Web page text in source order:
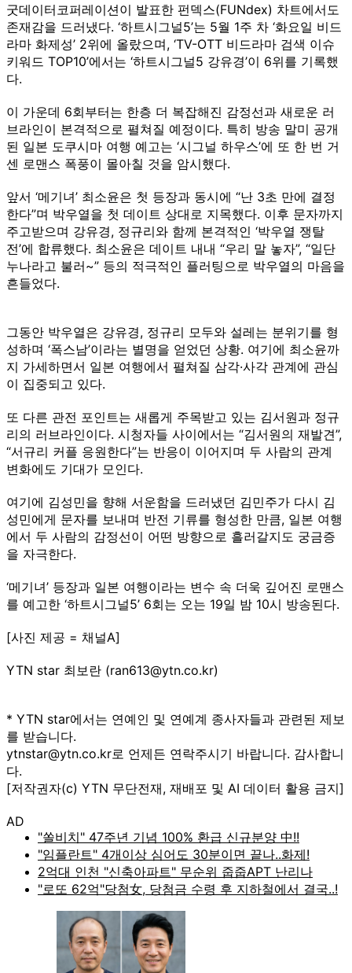
굿데이터코퍼레이션이 발표한 펀덱스(FUNdex) 차트에서도
존재감을 드러냈다. ‘하트시그널5’는 5월 1주 차 ‘화요일 비드
라마 화제성’ 2위에 올랐으며, ‘TV-OTT 비드라마 검색 이슈
키워드 TOP10’에서는 ‘하트시그널5 강유경’이 6위를 기록했
다.
이 가운데 6회부터는 한층 더 복잡해진 감정선과 새로운 러
브라인이 본격적으로 펼쳐질 예정이다. 특히 방송 말미 공개
된 일본 도쿠시마 여행 예고는 ‘시그널 하우스’에 또 한 번 거
센 로맨스 폭풍이 몰아칠 것을 암시했다.
앞서 ‘메기녀’ 최소윤은 첫 등장과 동시에 “난 3초 만에 결정
한다”며 박우열을 첫 데이트 상대로 지목했다. 이후 문자까지
주고받으며 강유경, 정규리와 함께 본격적인 ‘박우열 쟁탈
전’에 합류했다. 최소윤은 데이트 내내 “우리 말 놓자”, “일단
누나라고 불러~” 등의 적극적인 플러팅으로 박우열의 마음을
흔들었다.
그동안 박우열은 강유경, 정규리 모두와 설레는 분위기를 형
성하며 ‘폭스남’이라는 별명을 얻었던 상황. 여기에 최소윤까
지 가세하면서 일본 여행에서 펼쳐질 삼각·사각 관계에 관심
이 집중되고 있다.
또 다른 관전 포인트는 새롭게 주목받고 있는 김서원과 정규
리의 러브라인이다. 시청자들 사이에서는 “김서원의 재발견”,
“서규리 커플 응원한다”는 반응이 이어지며 두 사람의 관계
변화에도 기대가 모인다.
여기에 김성민을 향해 서운함을 드러냈던 김민주가 다시 김
성민에게 문자를 보내며 반전 기류를 형성한 만큼, 일본 여행
에서 두 사람의 감정선이 어떤 방향으로 흘러갈지도 궁금증
을 자극한다.
‘메기녀’ 등장과 일본 여행이라는 변수 속 더욱 깊어진 로맨스
를 예고한 ‘하트시그널5’ 6회는 오는 19일 밤 10시 방송된다.
[사진 제공 = 채널A]
YTN star 최보란 (ran613@ytn.co.kr)
* YTN star에서는 연예인 및 연예계 종사자들과 관련된 제보
를 받습니다.
ytnstar@ytn.co.kr로 언제든 연락주시기 바랍니다. 감사합니
다.
[저작권자(c) YTN 무단전재, 재배포 및 AI 데이터 활용 금지]
AD